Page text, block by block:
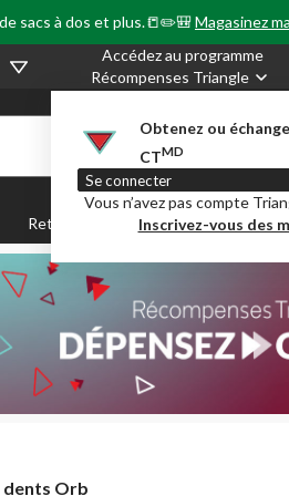
sacs à dos et plus.📒✏️🎒Magasinez
Accédez au programme
Récompenses Triangle
Obtenez ou
CTMD
Se connecter
Vous n’avez pas compte
Inscrivez-vous des
Retour en Classe Party City
Orb